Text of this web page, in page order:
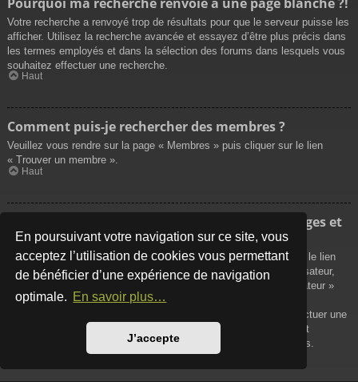
En poursuivant votre navigation sur ce site, vous
acceptez l’utilisation de cookies vous permettant
de bénéficier d’une expérience de navigation
optimale. En savoir plus…
J’accepte
Votre recherche a renvoyé trop de résultats pour que le serveur puisse les
afficher. Utilisez la recherche avancée et essayez d’être plus précis dans
les termes employés et dans la sélection des forums dans lesquels vous
souhaitez effectuer une recherche.
Haut
Comment puis-je rechercher des membres ?
Veuillez vous rendre sur la page « Membres » puis cliquer sur le lien
« Trouver un membre ».
Haut
Comment puis-je retrouver mes propres messages et
sujets ?
Vos propres messages peuvent être affichés soit en cliquant sur le lien
« Afficher vos messages » dans le panneau de contrôle de l’utilisateur,
soit en cliquant sur le lien « Rechercher les messages de l’utilisateur »
sur la page de votre propre profil ou soit en cliquant sur le menu
« Raccourcis » situé sur la partie supérieure du forum. Pour effectuer une
recherche de vos propres sujets, utilisez la recherche avancée et
remplissez convenablement les options qui vous sont disponibles.